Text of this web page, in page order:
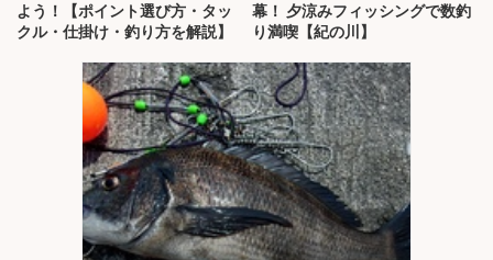
よう！【ポイント選び方・タッ
クル・仕掛け・釣り方を解説】
幕！ 夕涼みフィッシングで数釣
り満喫【紀の川】